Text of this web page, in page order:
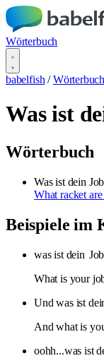
Wörterbuch
babelfish / Wörterbuch
Was ist
Wörterbuch
Was ist dein
What racket
Beispiele im
was ist dein Job
What is your
Und was ist
And what is
oohh...was ist